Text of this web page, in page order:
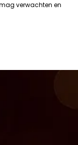
verwachten en